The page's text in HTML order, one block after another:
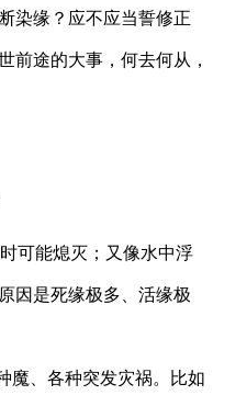
染缘？应不应当誓修正
前途的大事，何去何从，
可能熄灭；又像水中浮
因是死缘极多、活缘极
魔、各种突发灾祸。比如